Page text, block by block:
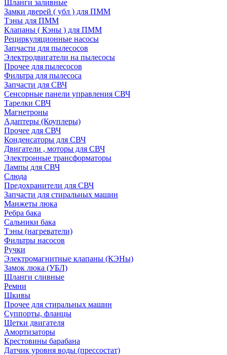
Шланги заливные
Замки дверей ( убл ) для ПММ
Тэны для ПММ
Клапаны ( Кэны ) для ПММ
Рециркуляционные насосы
Запчасти для пылесосов
Электродвигатели на пылесосы
Прочее для пылесосов
Фильтра для пылесоса
Запчасти для СВЧ
Сенсорные панели управления СВЧ
Тарелки СВЧ
Магнетроны
Адаптеры (Коуплеры)
Прочее для СВЧ
Конденсаторы для СВЧ
Двигатели , моторы для СВЧ
Электронные трансформаторы
Лампы для СВЧ
Слюда
Предохранители для СВЧ
Запчасти для стиральных машин
Манжеты люка
Ребра бака
Сальники бака
Тэны (нагреватели)
Фильтры насосов
Ручки
Электромагнитные клапаны (КЭНы)
Замок люка (УБЛ)
Шланги сливные
Ремни
Шкивы
Прочее для стиральных машин
Суппорты, фланцы
Щетки двигателя
Амортизаторы
Крестовины барабана
Датчик уровня воды (прессостат)